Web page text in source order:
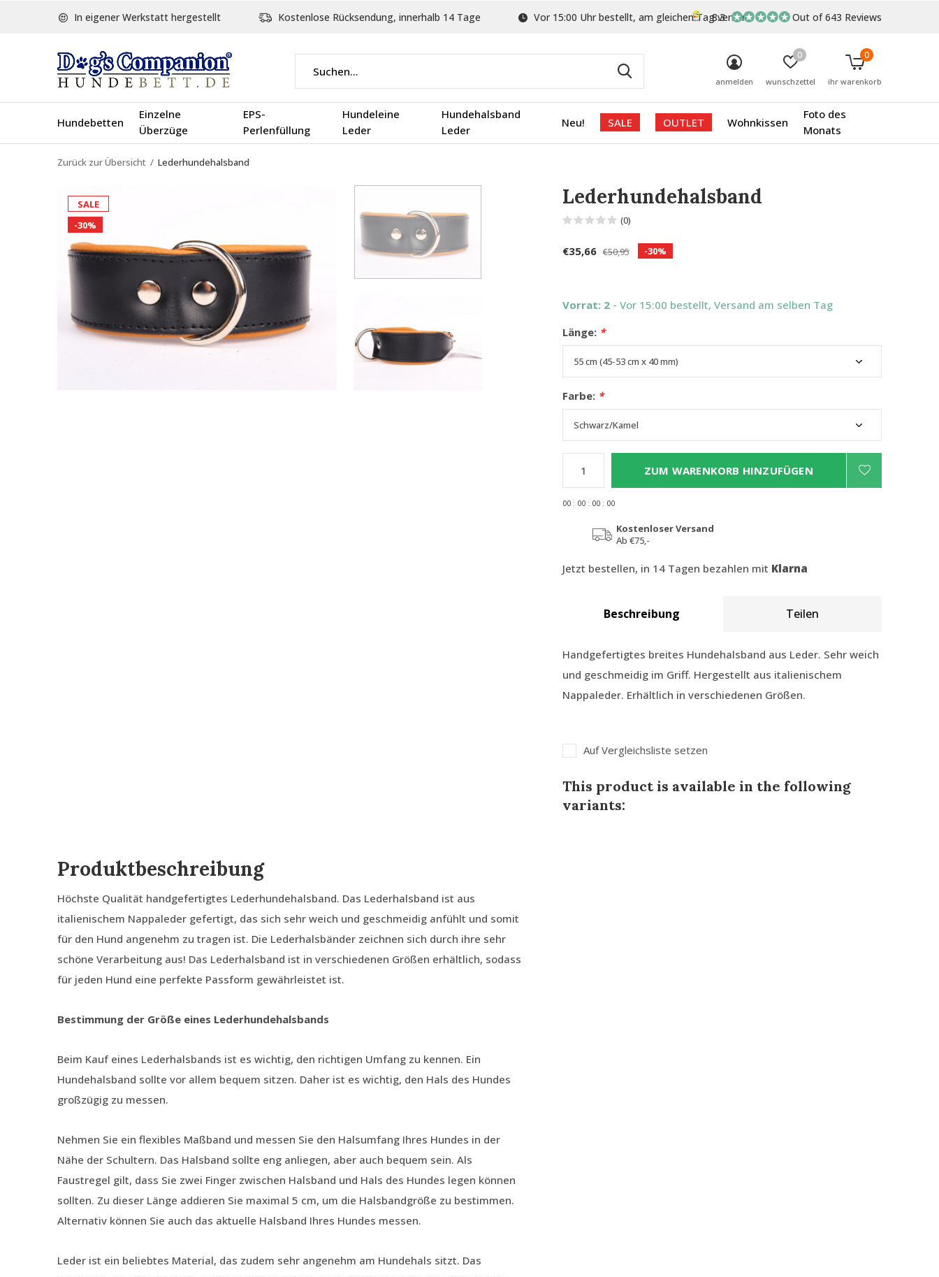
Hundebetten
Einzelne
Überzüge
EPS-
Perlenfüllung
Hundeleine
Leder
Hundehalsband
Leder
Neu! SALE OUTLET Wohnkissen
Foto des
Monats
anmelden wunschzettel
0
ihr warenkorb
0
In eigener Werkstatt hergestellt Kostenlose Rücksendung, innerhalb 14 Tage Vor 15:00 Uhr bestellt, am gleichen Tag versand
8.3 Out of 643 Reviews
Zurück zur Übersicht Lederhundehalsband
SALE
-30%
Lederhundehalsband
(0)
€35,66 €50,95 -30%
Vorrat: 2 - Vor 15:00 bestellt, Versand am selben Tag
Länge: *
Farbe: *
ZUM WARENKORB HINZUFÜGEN
00 : 00 : 00 : 00
Kostenloser Versand
Ab €75,-
Jetzt bestellen, in 14 Tagen bezahlen mit Klarna
Beschreibung Teilen
Handgefertigtes breites Hundehalsband aus Leder. Sehr weich
und geschmeidig im Griff. Hergestellt aus italienischem
Nappaleder. Erhältlich in verschiedenen Größen.
Auf Vergleichsliste setzen
This product is available in the following
variants:
Produktbeschreibung
Höchste Qualität handgefertigtes Lederhundehalsband. Das Lederhalsband ist aus
italienischem Nappaleder gefertigt, das sich sehr weich und geschmeidig anfühlt und somit
für den Hund angenehm zu tragen ist. Die Lederhalsbänder zeichnen sich durch ihre sehr
schöne Verarbeitung aus! Das Lederhalsband ist in verschiedenen Größen erhältlich, sodass
für jeden Hund eine perfekte Passform gewährleistet ist.
Bestimmung der Größe eines Lederhundehalsbands
Beim Kauf eines Lederhalsbands ist es wichtig, den richtigen Umfang zu kennen. Ein
Hundehalsband sollte vor allem bequem sitzen. Daher ist es wichtig, den Hals des Hundes
großzügig zu messen.
Nehmen Sie ein flexibles Maßband und messen Sie den Halsumfang Ihres Hundes in der
Nähe der Schultern. Das Halsband sollte eng anliegen, aber auch bequem sein. Als
Faustregel gilt, dass Sie zwei Finger zwischen Halsband und Hals des Hundes legen können
sollten. Zu dieser Länge addieren Sie maximal 5 cm, um die Halsbandgröße zu bestimmen.
Alternativ können Sie auch das aktuelle Halsband Ihres Hundes messen.
Leder ist ein beliebtes Material, das zudem sehr angenehm am Hundehals sitzt. Das